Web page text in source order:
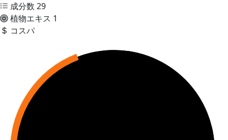
成分数 29
植物エキス 1
コスパ